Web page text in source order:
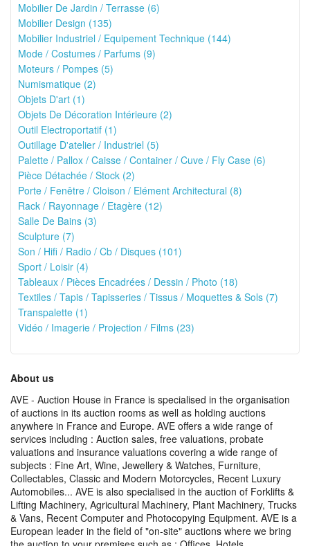
Mobilier De Jardin / Terrasse (6)
Mobilier Design (135)
Mobilier Industriel / Equipement Technique (144)
Mode / Costumes / Parfums (9)
Moteurs / Pompes (5)
Numismatique (2)
Objets D'art (1)
Objets De Décoration Intérieure (2)
Outil Electroportatif (1)
Outillage D'atelier / Industriel (5)
Palette / Pallox / Caisse / Container / Cuve / Fly Case (6)
Pièce Détachée / Stock (2)
Porte / Fenêtre / Cloison / Elément Architectural (8)
Rack / Rayonnage / Etagère (12)
Salle De Bains (3)
Sculpture (7)
Son / Hifi / Radio / Cb / Disques (101)
Sport / Loisir (4)
Tableaux / Pièces Encadrées / Dessin / Photo (18)
Textiles / Tapis / Tapisseries / Tissus / Moquettes & Sols (7)
Transpalette (1)
Vidéo / Imagerie / Projection / Films (23)
About us
AVE - Auction House in France is specialised in the organisation
of auctions in its auction rooms as well as holding auctions
anywhere in France and Europe. AVE offers a wide range of
services including : Auction sales, free valuations, probate
valuations and insurance valuations covering a wide range of
subjects : Fine Art, Wine, Jewellery & Watches, Furniture,
Collectables, Classic and Modern Motorcycles, Recent Luxury
Automobiles... AVE is also specialised in the auction of Forklifts &
Lifting Machinery, Agricultural Machinery, Plant Machinery, Trucks
& Vans, Recent Computer and Photocopying Equipment. AVE is a
European leader in the field of "on-site" auctions where we bring